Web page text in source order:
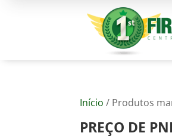
Início / Produtos
PREÇO DE